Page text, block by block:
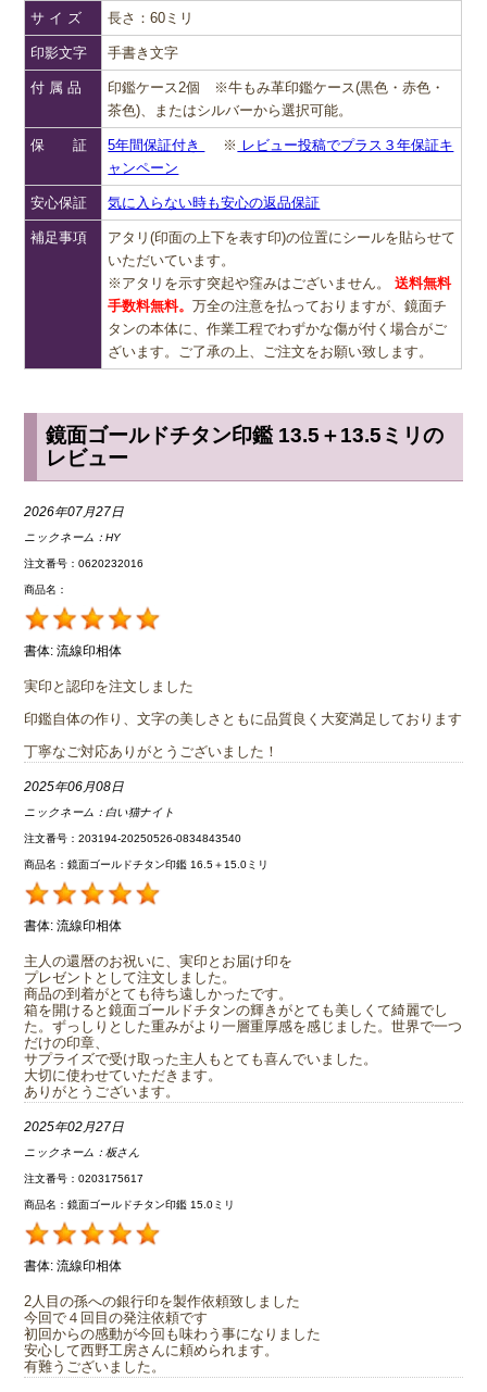
サ イ ズ 長さ：60ミリ
印影文字 手書き文字
付 属 品
印鑑ケース2個 ※牛もみ革印鑑ケース(黒色・赤色・
茶色)、またはシルバーから選択可能。
保 証 5年間保証付き ※ レビュー投稿でプラス３年保証キ
ャンペーン
安心保証 気に入らない時も安心の返品保証
補足事項
アタリ(印面の上下を表す印)の位置にシールを貼らせて
いただいています。
※アタリを示す突起や窪みはございません。送料無料
手数料無料。万全の注意を払っておりますが、鏡面チ
タンの本体に、作業工程でわずかな傷が付く場合がご
ざいます。ご了承の上、ご注文をお願い致します。
鏡面ゴールドチタン印鑑 13.5＋13.5ミリの
レビュー
2026年07月27日
ニックネーム：HY
注文番号：0620232016
商品名：
書体: 流線印相体
実印と認印を注文しました
印鑑自体の作り、文字の美しさともに品質良く大変満足しております
丁寧なご対応ありがとうございました！
2025年06月08日
ニックネーム： 白い猫ナイト
注文番号：203194-20250526-0834843540
商品名：鏡面ゴールドチタン印鑑 16.5＋15.0ミリ
書体: 流線印相体
主人の還暦のお祝いに、実印とお届け印を
プレゼントとして注文しました。
商品の到着がとても待ち遠しかったです。
箱を開けると鏡面ゴールドチタンの輝きがとても美しくて綺麗でし
た。ずっしりとした重みがより一層重厚感を感じました。世界で一つ
だけの印章、
サプライズで受け取った主人もとても喜んでいました。
大切に使わせていただきます。
ありがとうございます。
2025年02月27日
ニックネーム：板さん
注文番号：0203175617
商品名：鏡面ゴールドチタン印鑑 15.0ミリ
書体: 流線印相体
2人目の孫への銀行印を製作依頼致しました
今回で４回目の発注依頼です
初回からの感動が今回も味わう事になりました
安心して西野工房さんに頼められます。
有難うございました。